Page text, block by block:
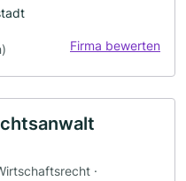
Firma bewerten
·